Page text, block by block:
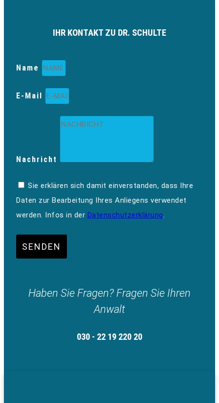
IHR KONTAKT ZU DR. SCHULTE
Name
E-Mail
Nachricht
Sie erklären sich damit einverstanden, dass Ihre
Daten zur Bearbeitung Ihres Anliegens verwendet
werden. Infos in der Datenschutzerklärung.
SENDEN
Haben Sie Fragen? Fragen Sie Ihren
Anwalt
030 - 22 19 220 20